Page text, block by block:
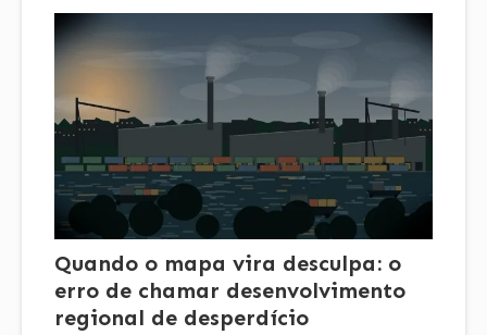
Quando o mapa vira desculpa: o
erro de chamar desenvolvimento
regional de desperdício